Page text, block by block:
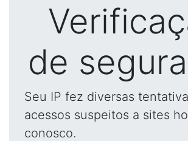
de
Seu IP fez diversas
acessos suspeitos a sites
conosco.